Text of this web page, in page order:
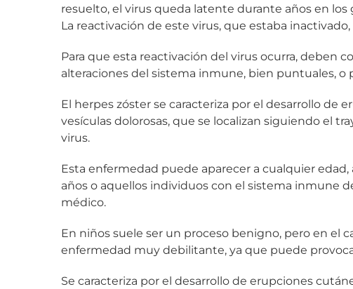
resuelto, el virus queda latente durante años en
La reactivación de este virus, que estaba
Para que esta reactivación del virus ocurra, deben
alteraciones del sistema inmune, bien puntuales,
El herpes zóster se caracteriza por el desarrollo de
vesículas dolorosas, que se localizan siguiendo el
virus.
Esta enfermedad puede aparecer a cualquier
años o aquellos individuos con el sistema inmune
médico.
En niños suele ser un proceso benigno, pero en el
enfermedad muy debilitante, ya que puede
Se caracteriza por el desarrollo de erupciones